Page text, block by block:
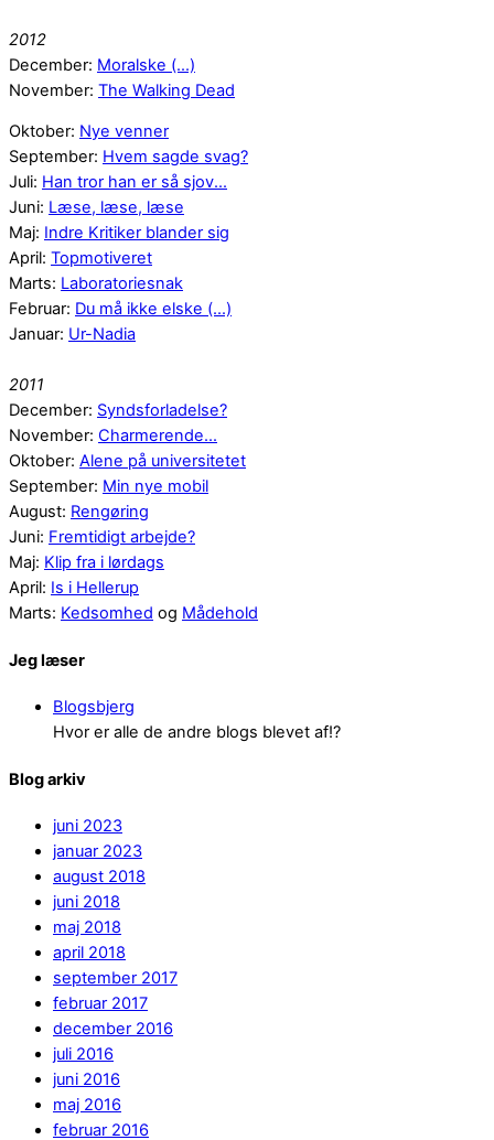
2012
December: Moralske (...)
November: The Walking Dead
Oktober: Nye venner
September: Hvem sagde svag?
Juli: Han tror han er så sjov...
Juni: Læse, læse, læse
Maj: Indre Kritiker blander sig
April: Topmotiveret
Marts: Laboratoriesnak
Februar: Du må ikke elske (...)
Januar: Ur-Nadia
2011
December: Syndsforladelse?
November: Charmerende...
Oktober: Alene på universitetet
September: Min nye mobil
August: Rengøring
Juni: Fremtidigt arbejde?
Maj: Klip fra i lørdags
April: Is i Hellerup
Marts: Kedsomhed og Mådehold
Jeg læser
Blogsbjerg
Hvor er alle de andre blogs blevet af!?
Blog arkiv
juni 2023
januar 2023
august 2018
juni 2018
maj 2018
april 2018
september 2017
februar 2017
december 2016
juli 2016
juni 2016
maj 2016
februar 2016